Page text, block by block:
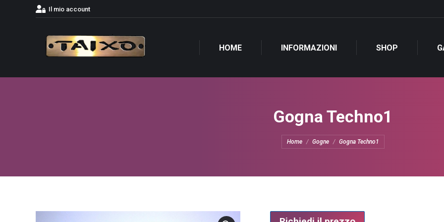
Il mio account
HOME INFORMAZIONI SHOP
Gogna Techno1
Tu sei qui:
Home Gogne Gogna Techno1